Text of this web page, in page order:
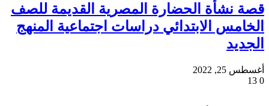
قصة نشأة الحضارة المصرية القديمة للصف
الخامس الابتدائي دراسات اجتماعية المنهج
الجديد
أغسطس 25, 2022
0